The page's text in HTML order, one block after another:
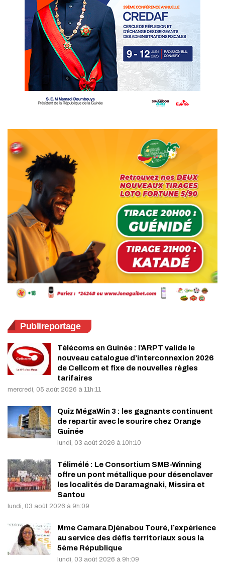
Publireportage
Télécoms en Guinée : l’ARPT valide le
nouveau catalogue d’interconnexion 2026
de Cellcom et fixe de nouvelles règles
tarifaires
mercredi, 05 août 2026 à 11h:11
Quiz MégaWin 3 : les gagnants continuent
de repartir avec le sourire chez Orange
Guinée
lundi, 03 août 2026 à 10h:10
Télimélé : Le Consortium SMB-Winning
offre un pont métallique pour désenclaver
les localités de Daramagnaki, Missira et
Santou
lundi, 03 août 2026 à 9h:09
Mme Camara Djénabou Touré, l’expérience
au service des défis territoriaux sous la
5ème République
lundi, 03 août 2026 à 9h:09